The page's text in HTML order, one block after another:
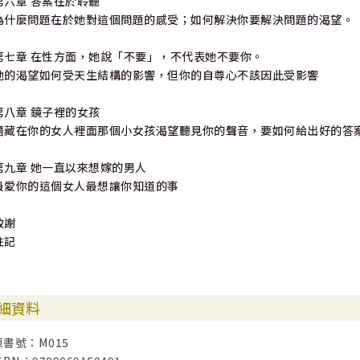
什麼問題在於她對這個問題的感受；如何解決你要解決問題的渴望。
七章 在性方面，她說「不要」，不代表她不要你。
的渴望如何受天生結構的影響，但你的自尊心不該因此受影響
八章 鏡子裡的女孩
藏在你的女人裡面那個小女孩渴望聽見你的聲音，要如何給出好的答
九章 她一直以來想嫁的男人
愛你的這個女人最想讓你知道的事
謝
記
資料
書號：M015